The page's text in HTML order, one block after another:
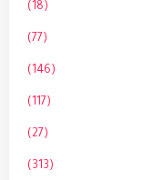
(18)
(77)
(146)
(117)
(27)
(313)